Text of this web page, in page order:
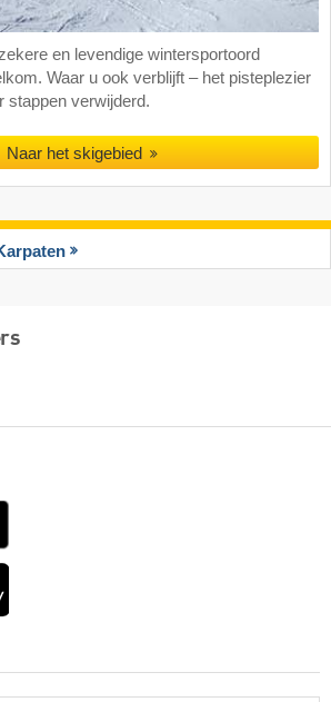
en levendige wintersportoord
Waar u ook verblijft – het pisteplezier
stappen verwijderd.
Naar het skigebied
App
Google